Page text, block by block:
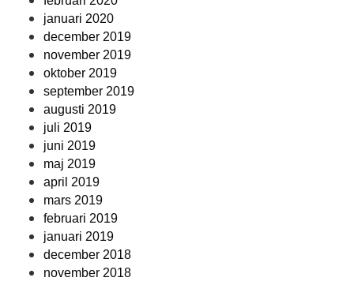
januari 2020
december 2019
november 2019
oktober 2019
september 2019
augusti 2019
juli 2019
juni 2019
maj 2019
april 2019
mars 2019
februari 2019
januari 2019
december 2018
november 2018